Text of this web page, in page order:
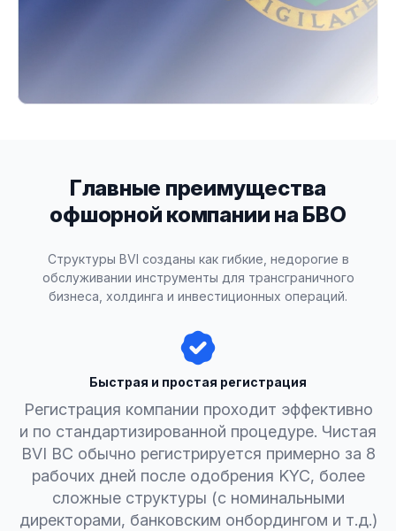
Главные преимущества
офшорной компании на БВО
Структуры BVI созданы как гибкие, недорогие в
обслуживании инструменты для трансграничного
бизнеса, холдинга и инвестиционных операций.
Быстрая и простая регистрация
Регистрация компании проходит эффективно
и по стандартизированной процедуре. Чистая
BVI BC обычно регистрируется примерно за 8
рабочих дней после одобрения KYC, более
сложные структуры (с номинальными
директорами, банковским онбордингом и т.д.)